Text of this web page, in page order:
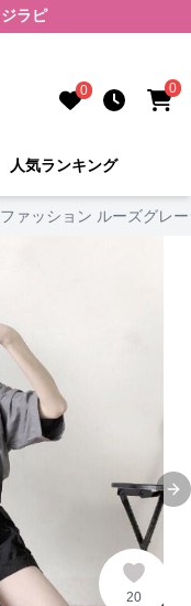
ラピ
0 0
人気ランキング
ァッション ルーズグレ
20